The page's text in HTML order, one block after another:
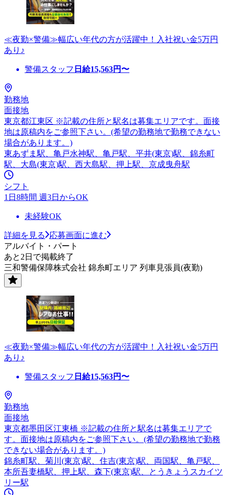
≪夜勤×警備≫幅広い年代の方が活躍中！入社祝い金5万円
あり♪
警備スタッフ 日給15,563円〜
勤務地
面接地
東京都江東区 ※記載の住所と駅名は募集エリアです。面接
地は原稿内をご参照下さい。(希望の勤務地で勤務できない
場合があります。)
東あずま駅、亀戸水神駅、亀戸駅、平井(東京)駅、錦糸町
駅、大島(東京)駅、西大島駅、押上駅、京成曳舟駅
シフト
1日8時間 週3日からOK
未経験OK
詳細を見る
応募画面に進む
アルバイト・パート
あと2日で掲載終了
三和警備保障株式会社 錦糸町エリア 列車見張員(夜勤)
≪夜勤×警備≫幅広い年代の方が活躍中！入社祝い金5万円
あり♪
警備スタッフ 日給15,563円〜
勤務地
面接地
東京都墨田区江東橋 ※記載の住所と駅名は募集エリアで
す。面接地は原稿内をご参照下さい。(希望の勤務地で勤務
できない場合があります。)
錦糸町駅、菊川(東京)駅、住吉(東京)駅、両国駅、亀戸駅、
本所吾妻橋駅、押上駅、森下(東京)駅、とうきょうスカイツ
リー駅